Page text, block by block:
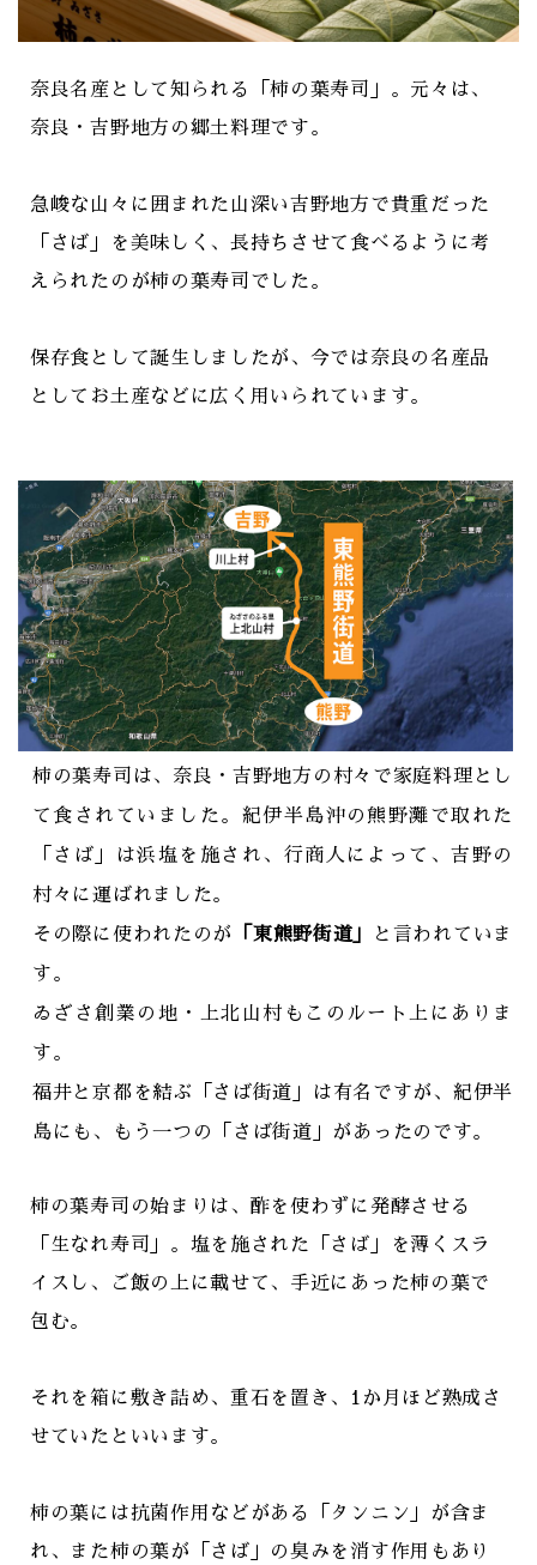
奈良名産として知られる「柿の葉寿司」。元々は、
奈良・吉野地方の郷土料理です。
急峻な山々に囲まれた山深い吉野地方で貴重だった
「さば」を美味しく、長持ちさせて食べるように考
えられたのが柿の葉寿司でした。
保存食として誕生しましたが、今では奈良の名産品
としてお土産などに広く用いられています。
柿の葉寿司は、奈良・吉野地方の村々で家庭料理とし
て食されていました。紀伊半島沖の熊野灘で取れた
「さば」は浜塩を施され、行商人によって、吉野の
村々に運ばれました。
その際に使われたのが 「東熊野街道」 と言われていま
す。
ゐざさ創業の地・上北山村もこのルート上にありま
す。
福井と京都を結ぶ「さば街道」は有名ですが、紀伊半
島にも、もう一つの「さば街道」があったのです。
柿の葉寿司の始まりは、酢を使わずに発酵させる
「生なれ寿司」。塩を施された「さば」を薄くスラ
イスし、ご飯の上に載せて、手近にあった柿の葉で
包む。
それを箱に敷き詰め、重石を置き、1か月ほど熟成さ
せていたといいます。
柿の葉には抗菌作用などがある「タンニン」が含ま
れ、また柿の葉が「さば」の臭みを消す作用もあり